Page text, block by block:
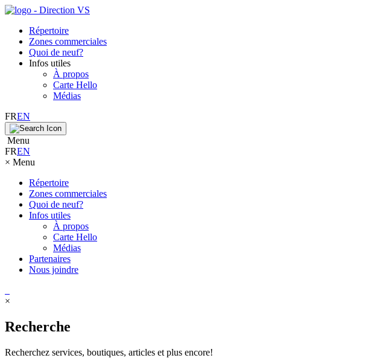
Répertoire
Zones commerciales
Quoi de neuf?
Infos utiles
À propos
Carte Hello
Médias
FREN
Menu
FREN
× Menu
Répertoire
Zones commerciales
Quoi de neuf?
Infos utiles
À propos
Carte Hello
Médias
Partenaires
Nous joindre
×
Recherche
Recherchez services, boutiques, articles et plus encore!